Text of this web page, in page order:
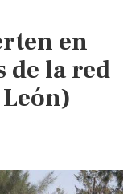
en
de la red